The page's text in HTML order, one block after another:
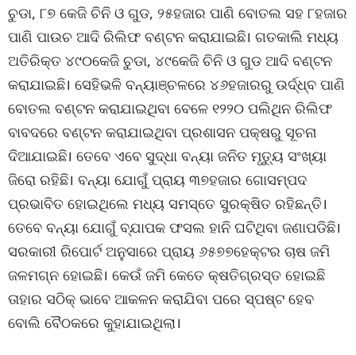
ଚୁଡା, ୮୭ କେଜି ଚିନି ଓ ଗୁଡ, ୨୫ହଜାର ପାଣି ବୋତଲ ସହ ୮ହଜାର
ପାଣି ପାଉଚ ଆଦି ରିଲିଫ ବଣ୍ଟନ କରାଯାଇଛି। ଗତକାଲି ମଧ୍ୟ
ଅତିରିକ୍ତ ୪୯୦କେଜି ଚୁଡା, ୪୯କେଜି ଚିନି ଓ ଗୁଡ ଆଦି ବଣ୍ଟନ
କରାଯାଇଛି। ସେହିଭଳି ବନ୍ୟାଞ୍ଚଳରେ ୪୬ହଜାରରୁ ଉର୍ଦ୍ଧ୍ବ ପାଣି
ବୋତଲ ବଣ୍ଟନ କରାଯାଇଥିବା ବେଳେ ୧୨୨୦ ପଲିଥିନ ରିଲିଫ
ବାବଦରେ ବଣ୍ଟନ କରାଯାଇଥିବା ପ୍ରଶାସନ ପକ୍ଷରୁ ସୂଚନା
ଦିଆଯାଇଛି। ତେବେ ଏବେ ସୁଦ୍ଧା ବନ୍ୟା ଜନିତ ମୃତ୍ୟୁ ସଂଖ୍ୟା
ଜିରୋ ରହିଛି। ବନ୍ୟା ଯୋଗୁଁ ପ୍ରାୟ ୩୭ହଜାର ଗୋସମ୍ପଦ
ପ୍ରଭାବିତ ହୋଇଥିଲେ ମଧ୍ୟ ସମସ୍ତେ ସୁରକ୍ଷିତ ରହିଛନ୍ତି।
ତେବେ ବନ୍ୟା ଯୋଗୁଁ ବ୍ଯାପକ ଫସଲ ହାନି ଘଟିଥିବା ଜଣାପଡିଛି।
ସରକାରୀ ରିପୋର୍ଟ ଅନୁସାରେ ପ୍ରାୟ ୬୫୭୭ହେକ୍ଟର ଚାଷ ଜମି
ଜଳମଗ୍ନ ହୋଇଛି। କେଉଁ ଜମି କେତେ କ୍ଷତିଗ୍ରସ୍ତ ହୋଇଛି
ତାହାର ସଠିକ୍ ଭାବେ ଆକଳନ କରାଯିବା ପରେ ସ୍ପଷ୍ଟ ହେବ
ବୋଲି ବୈଠକରେ କୁହାଯାଇଥିଲା।